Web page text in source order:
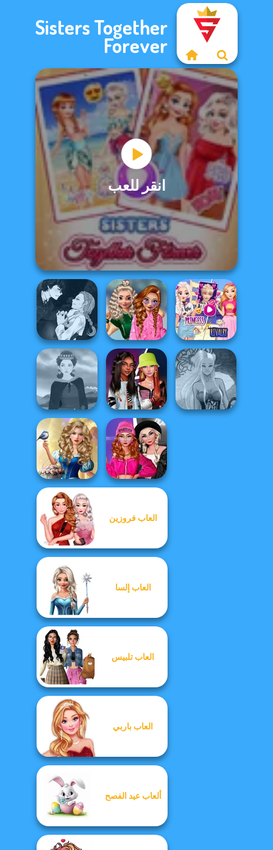
Sisters Together
Forever
انقر للعب
Manga Creator
Vampire Hunter
P...
School
Popularity
Challenge
Elsa And
Rapunzel
Princess Riv...
Medieval Woman
Fashionistas'
Faceoff
Storybook Glam
Dress Up
Advent...
Fashion Wars
Monochrome Vs
العاب فروزين
العاب إلسا
العاب تلبيس
العاب باربي
ألعاب عيد الفصح